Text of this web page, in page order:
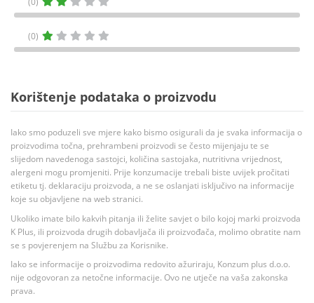
(0)
Korištenje podataka o proizvodu
Iako smo poduzeli sve mjere kako bismo osigurali da je svaka informacija o
proizvodima točna, prehrambeni proizvodi se često mijenjaju te se
slijedom navedenoga sastojci, količina sastojaka, nutritivna vrijednost,
alergeni mogu promjeniti. Prije konzumacije trebali biste uvijek pročitati
etiketu tj. deklaraciju proizvoda, a ne se oslanjati isključivo na informacije
koje su objavljene na web stranici.
Ukoliko imate bilo kakvih pitanja ili želite savjet o bilo kojoj marki proizvoda
K Plus, ili proizvoda drugih dobavljača ili proizvođača, molimo obratite nam
se s povjerenjem na Službu za Korisnike.
Iako se informacije o proizvodima redovito ažuriraju, Konzum plus d.o.o.
nije odgovoran za netočne informacije. Ovo ne utječe na vaša zakonska
prava.